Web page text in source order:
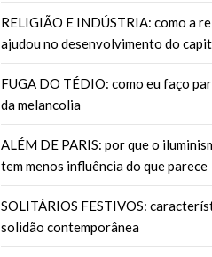
RELIGIÃO E INDÚSTRIA: como a
ajudou no desenvolvimento do
FUGA DO TÉDIO: como eu faço
da melancolia
ALÉM DE PARIS: por que o
tem menos influência do que parece
SOLITÁRIOS FESTIVOS:
solidão contemporânea